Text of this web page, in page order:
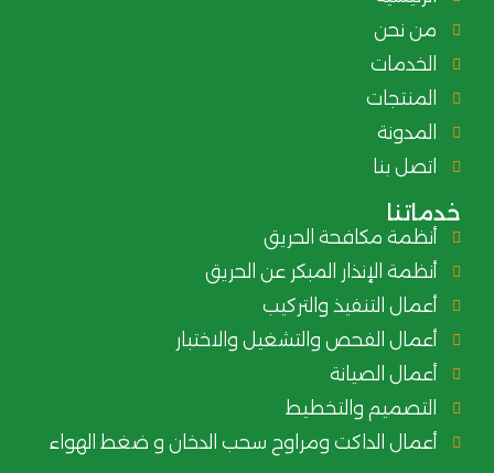
من نحن
الخدمات
المنتجات
المدونة
اتصل بنا
خدماتنا
أنظمة مكافحة الحريق
أنظمة الإنذار المبكر عن الحريق
أعمال التنفيذ والتركيب
أعمال الفحص والتشغيل والاختبار
أعمال الصيانة
التصميم والتخطيط
أعمال الداكت ومراوح سحب الدخان و ضغط الهواء